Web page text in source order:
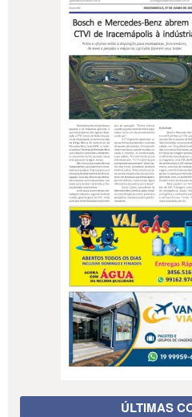
ÚLTIMAS